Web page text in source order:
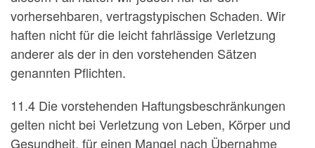
vorhersehbaren, vertragstypischen Schaden. Wir
haften nicht für die leicht fahrlässige Verletzung
anderer als der in den vorstehenden Sätzen
genannten Pflichten.
11.4 Die vorstehenden Haftungsbeschränkungen
gelten nicht bei Verletzung von Leben, Körper und
Gesundheit, für einen Mangel nach Übernahme